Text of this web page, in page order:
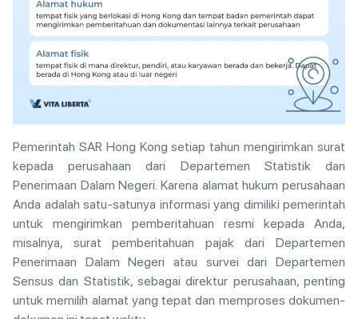
Pemerintah SAR Hong Kong setiap tahun mengirimkan surat
kepada perusahaan dari Departemen Statistik dan
Penerimaan Dalam Negeri. Karena alamat hukum perusahaan
Anda adalah satu-satunya informasi yang dimiliki pemerintah
untuk mengirimkan pemberitahuan resmi kepada Anda,
misalnya, surat pemberitahuan pajak dari Departemen
Penerimaan Dalam Negeri atau survei dari Departemen
Sensus dan Statistik, sebagai direktur perusahaan, penting
untuk memilih alamat yang tepat dan memproses dokumen-